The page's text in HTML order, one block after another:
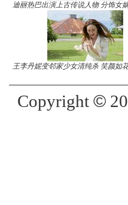
迪丽热巴出演上古传说人物 分饰女
王李丹妮变邻家少女清纯杀 笑颜如
Copyright ©